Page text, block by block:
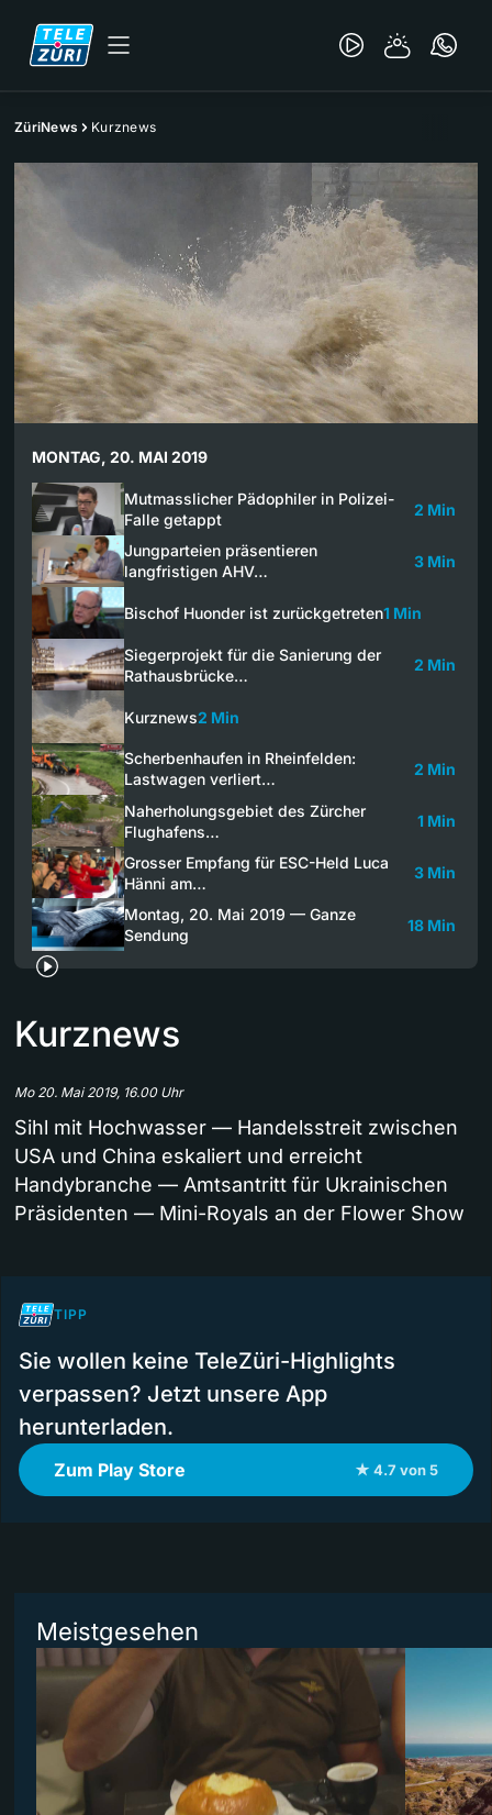
ZüriNews Kurznews
MONTAG, 20. MAI 2019
Mutmasslicher Pädophiler in Polizei-
Falle getappt
2 Min
Jungparteien präsentieren
langfristigen AHV…
3 Min
Bischof Huonder ist zurückgetreten1 Min
Siegerprojekt für die Sanierung der
Rathausbrücke…
2 Min
Kurznews2 Min
Scherbenhaufen in Rheinfelden:
Lastwagen verliert…
2 Min
Naherholungsgebiet des Zürcher
Flughafens…
1 Min
Grosser Empfang für ESC-Held Luca
Hänni am…
3 Min
Montag, 20. Mai 2019 — Ganze
Sendung
18 Min
Kurznews
Mo 20. Mai 2019, 16.00 Uhr
Sihl mit Hochwasser — Handelsstreit zwischen
USA und China eskaliert und erreicht
Handybranche — Amtsantritt für Ukrainischen
Präsidenten — Mini-Royals an der Flower Show
TIPP
Sie wollen keine TeleZüri-Highlights
verpassen? Jetzt unsere App
herunterladen.
Zum Play Store ★ 4.7 von 5
Meistgesehen